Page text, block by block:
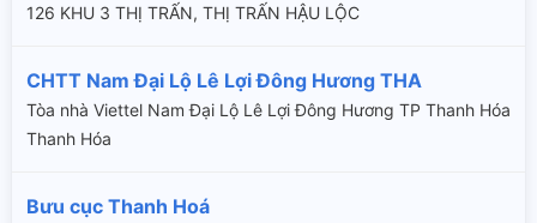
126 KHU 3 THỊ TRẤN, THỊ TRẤN HẬU LỘC
CHTT Nam Đại Lộ Lê Lợi Đông Hương THA
Tòa nhà Viettel Nam Đại Lộ Lê Lợi Đông Hương TP Thanh Hóa
Thanh Hóa
Bưu cục Thanh Hoá